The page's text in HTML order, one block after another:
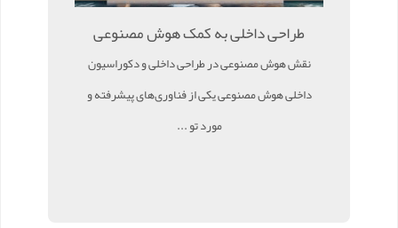
طراحی داخلی به کمک هوش مصنوعی
نقش هوش مصنوعی در طراحی داخلی و دکوراسیون
داخلی هوش مصنوعی یکی از فناوری‌های پیشرفته و
مورد تو ...